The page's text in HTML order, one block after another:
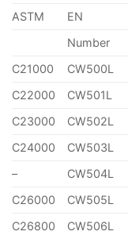
ASTM EN
Number
C21000
CW500L
C22000
CW501L
C23000
CW502L
C24000
CW503L
–
CW504L
C26000
CW505L
C26800
CW506L